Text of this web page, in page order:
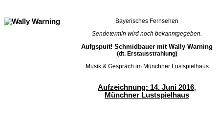
Bayerisches Fernsehen
Sendetermin wird noch bekanntgegeben.
Aufgspuit! Schmidbauer mit Wally Warning
(dt. Erstausstrahlung)
Musik & Gespräch im Münchner Lustspielhaus
Aufzeichnung: 14. Juni 2016,
Münchner Lustspielhaus